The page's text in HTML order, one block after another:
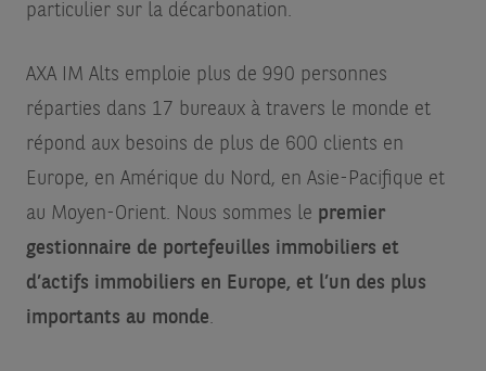
particulier sur la décarbonation.
AXA IM Alts emploie plus de 990 personnes
réparties dans 17 bureaux à travers le monde et
répond aux besoins de plus de 600 clients en
Europe, en Amérique du Nord, en Asie-Pacifique et
au Moyen-Orient. Nous sommes le premier
gestionnaire de portefeuilles immobiliers et
d’actifs immobiliers en Europe, et l’un des plus
importants au monde.